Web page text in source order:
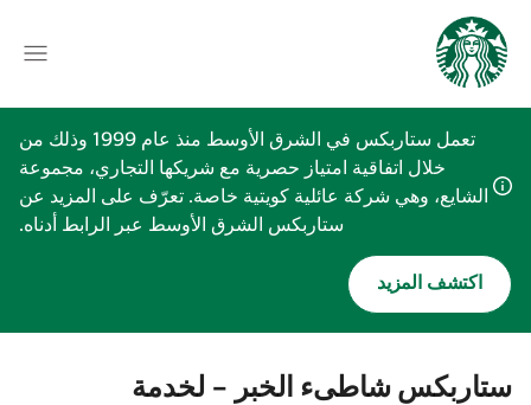
تعمل ستاربكس في الشرق الأوسط منذ عام 1999 وذلك من
خلال اتفاقية امتياز حصرية مع شريكها التجاري، مجموعة
الشايع، وهي شركة عائلية كويتية خاصة. تعرّف على المزيد عن
ستاربكس الشرق الأوسط عبر الرابط أدناه.
اكتشف المزيد
ستاربكس شاطىء الخبر - لخدمة